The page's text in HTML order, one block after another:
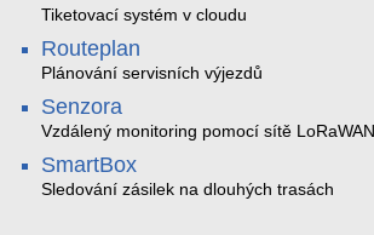
Tiketovací systém v cloudu
Routeplan
Plánování servisních výjezdů
Senzora
Vzdálený monitoring pomocí sítě LoRaWAN
SmartBox
Sledování zásilek na dlouhých trasách